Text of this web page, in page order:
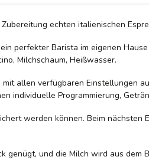
echten italienischen
perfekter Barista im eigenen
Milchschaum, Heißwasser.
allen verfügbaren Einstellungen
individuelle Programmierung,
werden können. Beim nächsten
genügt, und die Milch wird aus dem